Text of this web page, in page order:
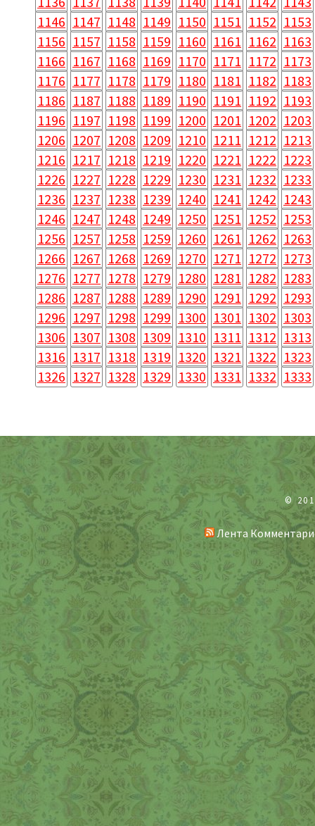
1146 1147 1148 1149 1150 1151 1152 1153
1156 1157 1158 1159 1160 1161 1162 1163
1166 1167 1168 1169 1170 1171 1172 1173
1176 1177 1178 1179 1180 1181 1182 1183
1186 1187 1188 1189 1190 1191 1192 1193
1196 1197 1198 1199 1200 1201 1202 1203
1206 1207 1208 1209 1210 1211 1212 1213
1216 1217 1218 1219 1220 1221 1222 1223
1226 1227 1228 1229 1230 1231 1232 1233
1236 1237 1238 1239 1240 1241 1242 1243
1246 1247 1248 1249 1250 1251 1252 1253
1256 1257 1258 1259 1260 1261 1262 1263
1266 1267 1268 1269 1270 1271 1272 1273
1276 1277 1278 1279 1280 1281 1282 1283
1286 1287 1288 1289 1290 1291 1292 1293
1296 1297 1298 1299 1300 1301 1302 1303
1306 1307 1308 1309 1310 1311 1312 1313
1316 1317 1318 1319 1320 1321 1322 1323
1326 1327 1328 1329 1330 1331 1332 1333
©
Лента